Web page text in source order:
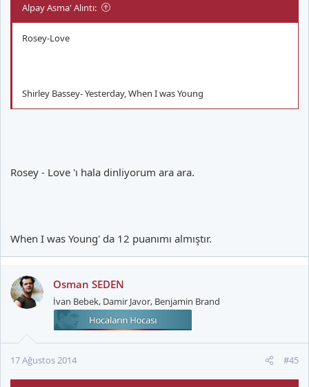
Alpay Asma' Alıntı:
Rosey-Love
Shirley Bassey- Yesterday, When I was Young
Rosey - Love 'ı hala dinliyorum ara ara.
When I was Young' da 12 puanımı almıştır.
Osman SEDEN
İvan Bebek, Damir Javor, Benjamin Brand
17 Ağustos 2014 #45